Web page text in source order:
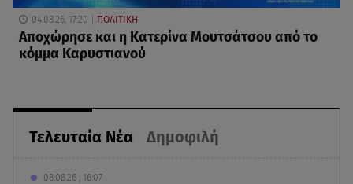
Τελευταία Νέα Δημοφιλή
08.08.26 , 16:07
04.08.26, 17:20 ΠΟΛΙΤΙΚΗ
Αποχώρησε και η Κατερίνα Μουτσάτσου από το
κόμμα Καρυστιανού